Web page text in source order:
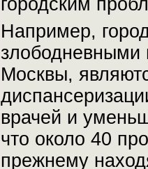
городским
Например,
злободневными
Москвы,
врачей и
что около 40
прежнему